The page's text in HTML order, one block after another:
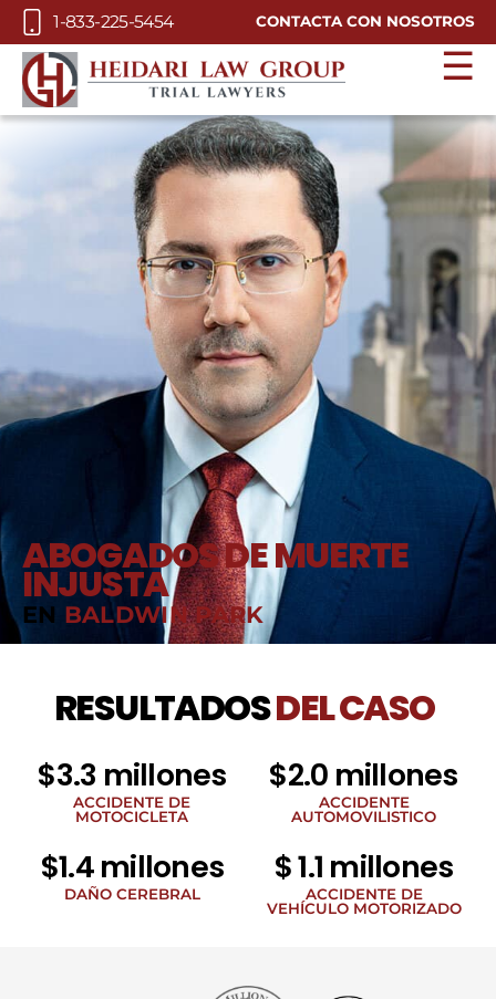
Skip to Main Content
1-833-225-5454 CONTACTA CON NOSOTROS
☰
ABOGADOS DE MUERTE
INJUSTA
EN BALDWIN PARK
RESULTADOSDEL CASO
$3.3 millones
ACCIDENTE DE
MOTOCICLETA
$2.0 millones
ACCIDENTE
AUTOMOVILISTICO
$1.4 millones
DAÑO CEREBRAL
$ 1.1 millones
ACCIDENTE DE
VEHÍCULO MOTORIZADO